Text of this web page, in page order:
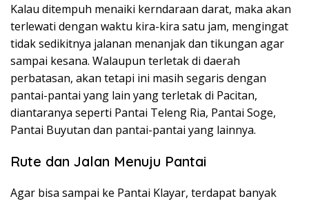
Kalau ditempuh menaiki kerndaraan darat, maka akan
terlewati dengan waktu kira-kira satu jam, mengingat
tidak sedikitnya jalanan menanjak dan tikungan agar
sampai kesana. Walaupun terletak di daerah
perbatasan, akan tetapi ini masih segaris dengan
pantai-pantai yang lain yang terletak di Pacitan,
diantaranya seperti Pantai Teleng Ria, Pantai Soge,
Pantai Buyutan dan pantai-pantai yang lainnya.
Rute dan Jalan Menuju Pantai
Agar bisa sampai ke Pantai Klayar, terdapat banyak